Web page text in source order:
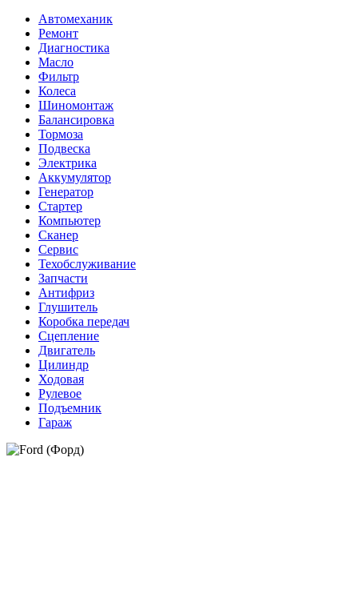
Автомеханик
Ремонт
Диагностика
Масло
Фильтр
Колеса
Шиномонтаж
Балансировка
Тормоза
Подвеска
Электрика
Аккумулятор
Генератор
Стартер
Компьютер
Сканер
Сервис
Техобслуживание
Запчасти
Антифриз
Глушитель
Коробка передач
Сцепление
Двигатель
Цилиндр
Ходовая
Рулевое
Подъемник
Гараж